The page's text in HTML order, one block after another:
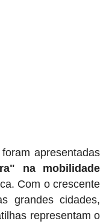
apresentadas
na mobilidade
Com o crescente
grandes cidades,
representam o